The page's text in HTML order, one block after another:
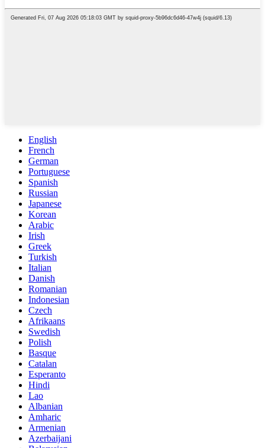
English
French
German
Portuguese
Spanish
Russian
Japanese
Korean
Arabic
Irish
Greek
Turkish
Italian
Danish
Romanian
Indonesian
Czech
Afrikaans
Swedish
Polish
Basque
Catalan
Esperanto
Hindi
Lao
Albanian
Amharic
Armenian
Azerbaijani